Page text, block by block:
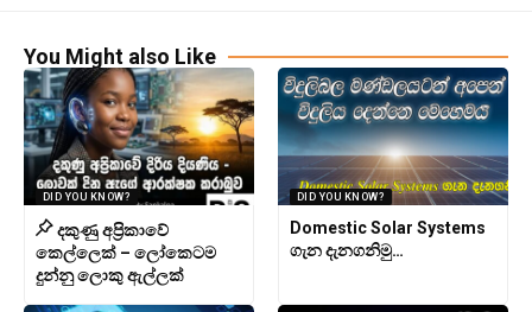
You Might also Like
DID YOU KNOW?
දකුණු අප්‍රිකාවේ
කෙල්ලෙක් – ලෝකෙටම
දුන්නු ලොකු ඇල්ලක්
DID YOU KNOW?
Domestic Solar Systems
ගැන දැනගනිමු…